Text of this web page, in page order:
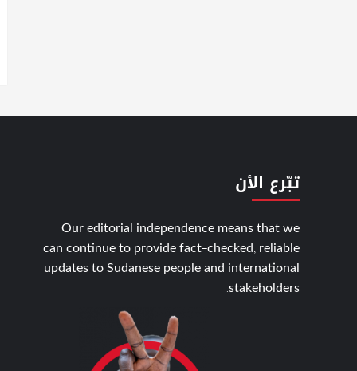
تبّرع الأن
Our editorial independence means that we
can continue to provide fact-checked, reliable
updates to Sudanese people and international
stakeholders.